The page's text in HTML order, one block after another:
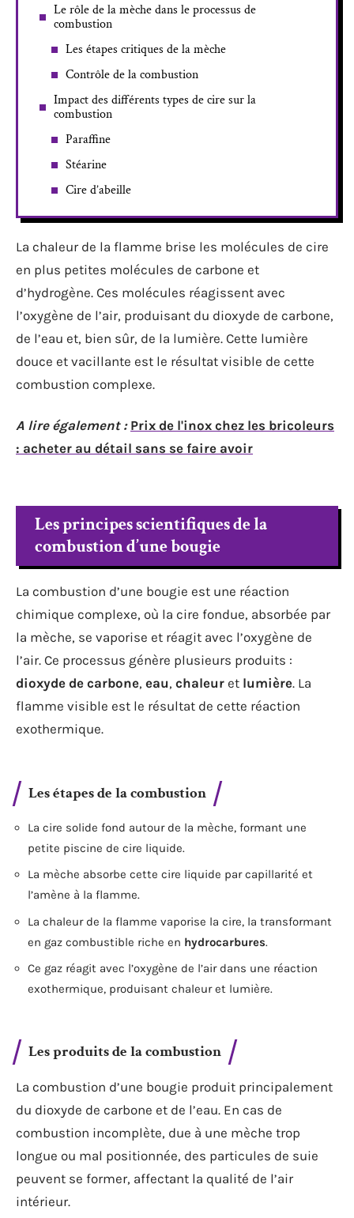
Le rôle de la mèche dans le processus de
combustion
Les étapes critiques de la mèche
Contrôle de la combustion
Impact des différents types de cire sur la
combustion
Paraffine
Stéarine
Cire d’abeille
La chaleur de la flamme brise les molécules de cire
en plus petites molécules de carbone et
d’hydrogène. Ces molécules réagissent avec
l’oxygène de l’air, produisant du dioxyde de carbone,
de l’eau et, bien sûr, de la lumière. Cette lumière
douce et vacillante est le résultat visible de cette
combustion complexe.
A lire également : Prix de l'inox chez les bricoleurs
: acheter au détail sans se faire avoir
Les principes scientifiques de la
combustion d’une bougie
La combustion d’une bougie est une réaction
chimique complexe, où la cire fondue, absorbée par
la mèche, se vaporise et réagit avec l’oxygène de
l’air. Ce processus génère plusieurs produits :
dioxyde de carbone, eau, chaleur et lumière. La
flamme visible est le résultat de cette réaction
exothermique.
Les étapes de la combustion
La cire solide fond autour de la mèche, formant une
petite piscine de cire liquide.
La mèche absorbe cette cire liquide par capillarité et
l’amène à la flamme.
La chaleur de la flamme vaporise la cire, la transformant
en gaz combustible riche en hydrocarbures.
Ce gaz réagit avec l’oxygène de l’air dans une réaction
exothermique, produisant chaleur et lumière.
Les produits de la combustion
La combustion d’une bougie produit principalement
du dioxyde de carbone et de l’eau. En cas de
combustion incomplète, due à une mèche trop
longue ou mal positionnée, des particules de suie
peuvent se former, affectant la qualité de l’air
intérieur.